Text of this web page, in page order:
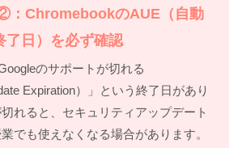
：ChromebookのAUE（自動
了日）を必ず確認
のサポートが切れる
Expiration）」という終了日があり
れると、セキュリティアップデート
でも使えなくなる場合があります。